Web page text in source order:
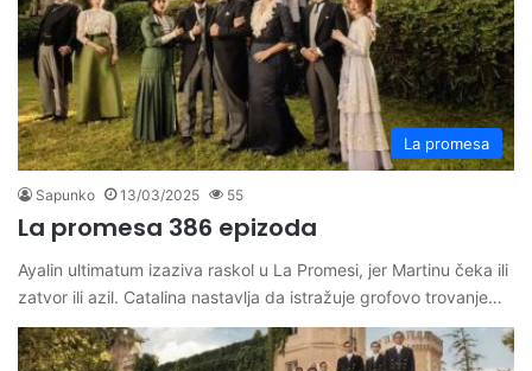
La promesa
Sapunko 13/03/2025 55
La promesa 386 epizoda
Ayalin ultimatum izaziva raskol u La Promesi, jer Martinu čeka ili
zatvor ili azil. Catalina nastavlja da istražuje grofovo trovanje…